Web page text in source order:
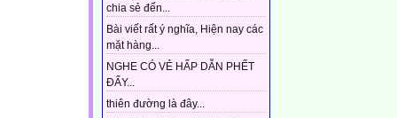
chia sẻ đến...
Bài viết rất ý nghĩa, Hiện nay các
mặt hàng...
NGHE CÓ VẺ HẤP DẪN PHẾT
ĐẤY...
thiên đường là đây...